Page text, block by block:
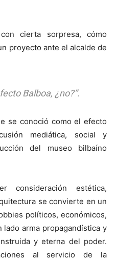
con cierta sorpresa, cómo
proyecto ante el alcalde de
Balboa, ¿no?”.
se conoció como el efecto
mediática, social y
del museo bilbaíno
consideración estética,
se convierte en un
políticos, económicos,
arma propagandística y
y eterna del poder.
al servicio de la